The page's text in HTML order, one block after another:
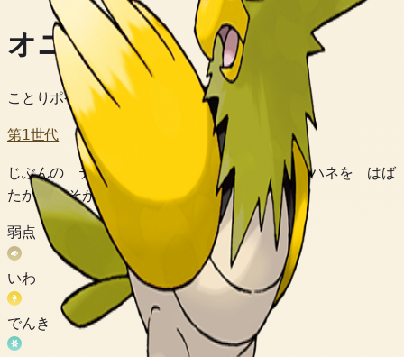
オニスズメ
ことりポケモン
第1世代
じぶんの テリトリーを まもるため みじかいハネを はば
たかせ いそがしく とびまわっている。
弱点
いわ
でんき